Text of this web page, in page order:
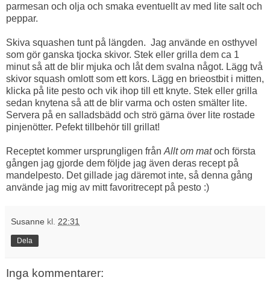
parmesan och olja och smaka eventuellt av med lite salt och
peppar.
Skiva squashen tunt på längden. Jag använde en osthyvel
som gör ganska tjocka skivor. Stek eller grilla dem ca 1
minut så att de blir mjuka och låt dem svalna något. Lägg två
skivor squash omlott som ett kors. Lägg en brieostbit i mitten,
klicka på lite pesto och vik ihop till ett knyte. Stek eller grilla
sedan knytena så att de blir varma och osten smälter lite.
Servera på en salladsbädd och strö gärna över lite rostade
pinjenötter. Pefekt tillbehör till grillat!
Receptet kommer ursprungligen från Allt om matoch första
gången jag gjorde dem följde jag även deras recept på
mandelpesto. Det gillade jag däremot inte, så denna gång
använde jag mig av mitt favoritrecept på pesto :)
Susanne kl. 22:31
Dela
Inga kommentarer: